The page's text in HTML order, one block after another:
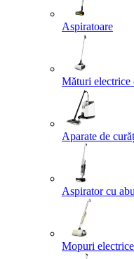
Aspiratoare
Mături electrice
Aparate de
Aspirator cu
Mopuri electrice